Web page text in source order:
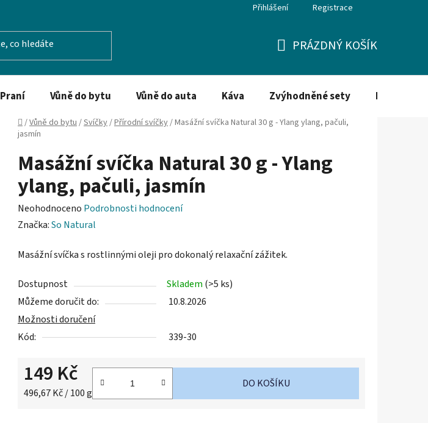
Přihlášení Registrace
KOŠÍK
PRÁZDNÝ KOŠÍK
Praní Vůně do bytu Vůně do auta Káva Zvýhodněné sety Dezinfekce
Domů
/Vůně do bytu/Svíčky/Přírodní svíčky/Masážní svíčka Natural 30 g - Ylang ylang, pačuli,
jasmín
Masážní svíčka Natural 30 g - Ylang
ylang, pačuli, jasmín
Průměrné
hodnocení
je
z
5
hvězdiček.
Neohodnoceno Podrobnosti hodnocení
Značka:So Natural
Masážní svíčka s rostlinnými oleji pro dokonalý relaxační zážitek.
Dostupnost Skladem (>5 ks)
Můžeme doručit do:
10.8.2026
Možnosti doručení
Kód:
339-30
149 Kč
Měrná cena:
496,67 Kč / 100 g
DO KOŠÍKU